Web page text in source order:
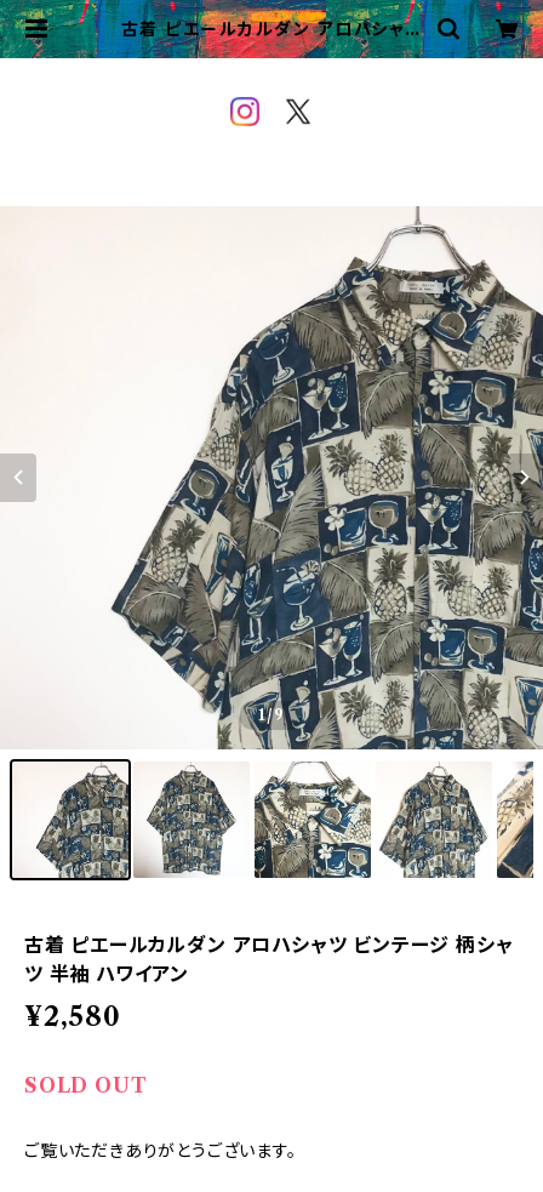
古着 ピエールカルダン アロハシャツ
ビンテージ 柄シャツ 半袖 ハワイアン
1/9
古着 ピエールカルダン アロハシャツ ビンテージ 柄シャ
ツ 半袖 ハワイアン
¥2,580
SOLD OUT
ご覧いただきありがとうございます。